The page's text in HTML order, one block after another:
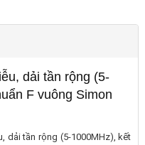
dải tần rộng (5-
F vuông Simon
dải tần rộng (5-1000MHz), kết